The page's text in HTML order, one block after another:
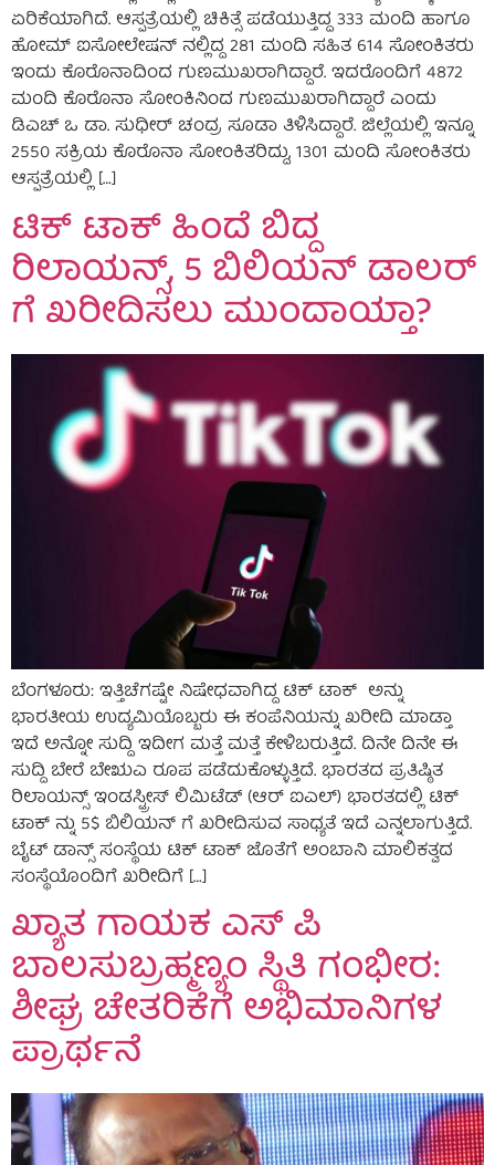
ಏರಿಕೆಯಾಗಿದೆ. ಆಸ್ಪತ್ರೆಯಲ್ಲಿ ಚಿಕಿತ್ಸೆ ಪಡೆಯುತ್ತಿದ್ದ 333 ಮಂದಿ ಹಾಗೂ
ಹೋಮ್ ಐಸೋಲೇಷನ್ ನಲ್ಲಿದ್ದ 281 ಮಂದಿ ಸಹಿತ 614 ಸೋಂಕಿತರು
ಇಂದು ಕೊರೊನಾದಿಂದ ಗುಣಮುಖರಾಗಿದ್ದಾರೆ. ಇದರೊಂದಿಗೆ 4872
ಮಂದಿ ಕೊರೊನಾ ಸೋಂಕಿನಿಂದ ಗುಣಮುಖರಾಗಿದ್ದಾರೆ ಎಂದು
ಡಿಎಚ್ ಒ ಡಾ. ಸುಧೀರ್ ಚಂದ್ರ ಸೂಡಾ ತಿಳಿಸಿದ್ದಾರೆ. ಜಿಲ್ಲೆಯಲ್ಲಿ ಇನ್ನೂ
2550 ಸಕ್ರಿಯ ಕೊರೊನಾ ಸೋಂಕಿತರಿದ್ದು, 1301 ಮಂದಿ ಸೋಂಕಿತರು
ಆಸ್ಪತ್ರೆಯಲ್ಲಿ […]
ಟಿಕ್ ಟಾಕ್ ಹಿಂದೆ ಬಿದ್ದ
ರಿಲಾಯನ್ಸ್, 5 ಬಿಲಿಯನ್ ಡಾಲರ್
ಗೆ ಖರೀದಿಸಲು ಮುಂದಾಯ್ತಾ?
ಬೆಂಗಳೂರು: ಇತ್ತಿಚೆಗಷ್ಟೇ ನಿಷೇಧವಾಗಿದ್ದ ಟಿಕ್ ಟಾಕ್ ಅನ್ನು
ಭಾರತೀಯ ಉದ್ಯಮಿಯೊಬ್ಬರು ಈ ಕಂಪೆನಿಯನ್ನು ಖರೀದಿ ಮಾಡ್ತಾ
ಇದೆ ಅನ್ನೋ ಸುದ್ದಿ ಇದೀಗ ಮತ್ತೆ ಮತ್ತೆ ಕೇಳಿಬರುತ್ತಿದೆ. ದಿನೇ ದಿನೇ ಈ
ಸುದ್ದಿ ಬೇರೆ ಬೇಋಎ ರೂಪ ಪಡೆದುಕೊಳ್ಳುತ್ತಿದೆ. ಭಾರತದ ಪ್ರತಿಷ್ಠಿತ
ರಿಲಾಯನ್ಸ್ ಇಂಡಸ್ಟ್ರೀಸ್ ಲಿಮಿಟೆಡ್ (ಆರ್ ಐಎಲ್) ಭಾರತದಲ್ಲಿ ಟಿಕ್
ಟಾಕ್ ನ್ನು 5$ ಬಿಲಿಯನ್ ಗೆ ಖರೀದಿಸುವ ಸಾಧ್ಯತೆ ಇದೆ ಎನ್ನಲಾಗುತ್ತಿದೆ.
ಬೈಟ್ ಡಾನ್ಸ್ ಸಂಸ್ಥೆಯ ಟಿಕ್ ಟಾಕ್ ಜೊತೆಗೆ ಅಂಬಾನಿ ಮಾಲಿಕತ್ವದ
ಸಂಸ್ಥೆಯೊಂದಿಗೆ ಖರೀದಿಗೆ […]
ಖ್ಯಾತ ಗಾಯಕ ಎಸ್ ಪಿ
ಬಾಲಸುಬ್ರಹ್ಮಣ್ಯಂ ಸ್ಥಿತಿ ಗಂಭೀರ:
ಶೀಘ್ರ ಚೇತರಿಕೆಗೆ ಅಭಿಮಾನಿಗಳ
ಪ್ರಾರ್ಥನೆ